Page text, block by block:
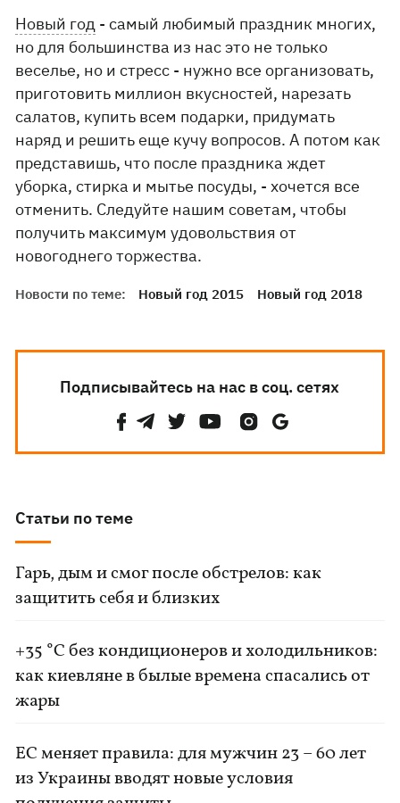
Новый год - самый любимый праздник многих,
но для большинства из нас это не только
веселье, но и стресс - нужно все организовать,
приготовить миллион вкусностей, нарезать
салатов, купить всем подарки, придумать
наряд и решить еще кучу вопросов. А потом как
представишь, что после праздника ждет
уборка, стирка и мытье посуды, - хочется все
отменить. Следуйте нашим советам, чтобы
получить максимум удовольствия от
новогоднего торжества.
Новости по теме: Новый год 2015 Новый год 2018
Подписывайтесь на нас в соц. сетях
Статьи по теме
Гарь, дым и смог после обстрелов: как
защитить себя и близких
+35 °C без кондиционеров и холодильников:
как киевляне в былые времена спасались от
жары
ЕС меняет правила: для мужчин 23 – 60 лет
из Украины вводят новые условия